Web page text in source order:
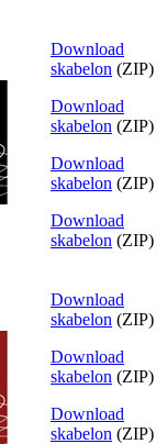
Download
skabelon (ZIP)
Download
skabelon (ZIP)
Download
skabelon (ZIP)
Download
skabelon (ZIP)
Download
skabelon (ZIP)
Download
skabelon (ZIP)
Download
skabelon (ZIP)